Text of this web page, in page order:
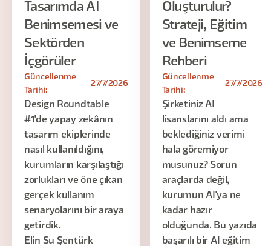
Tasarımda AI
Benimsemesi ve
Sektörden
İçgörüler
Güncellenme
Tarihi:
27/7/2026
Design Roundtable
#1'de yapay zekânın
tasarım ekiplerinde
nasıl kullanıldığını,
kurumların karşılaştığı
zorlukları ve öne çıkan
gerçek kullanım
senaryolarını bir araya
getirdik.
Elin Su Şentürk
Oluşturulur?
Strateji, Eğitim
ve Benimseme
Rehberi
Güncellenme
Tarihi:
27/7/2026
Şirketiniz AI
lisanslarını aldı ama
beklediğiniz verimi
hala göremiyor
musunuz? Sorun
araçlarda değil,
kurumun AI'ya ne
kadar hazır
olduğunda. Bu yazıda
başarılı bir AI eğitim